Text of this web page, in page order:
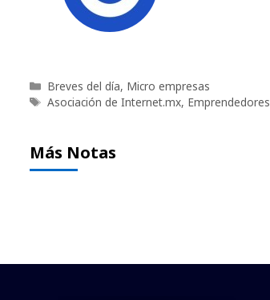
Categorías
Breves del día, Micro empresas
Etiquetas
Asociación de Internet.mx, Emprendedores
Más Notas